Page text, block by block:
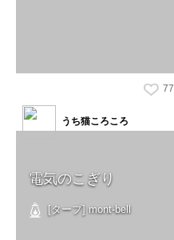
77
電気のこぎり
[タープ] mont-bell
うち猫ころころ